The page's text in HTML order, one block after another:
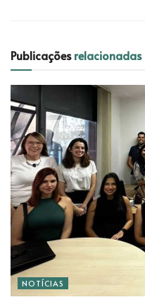
Publicaçõesrelacionadas
NOTÍCIAS